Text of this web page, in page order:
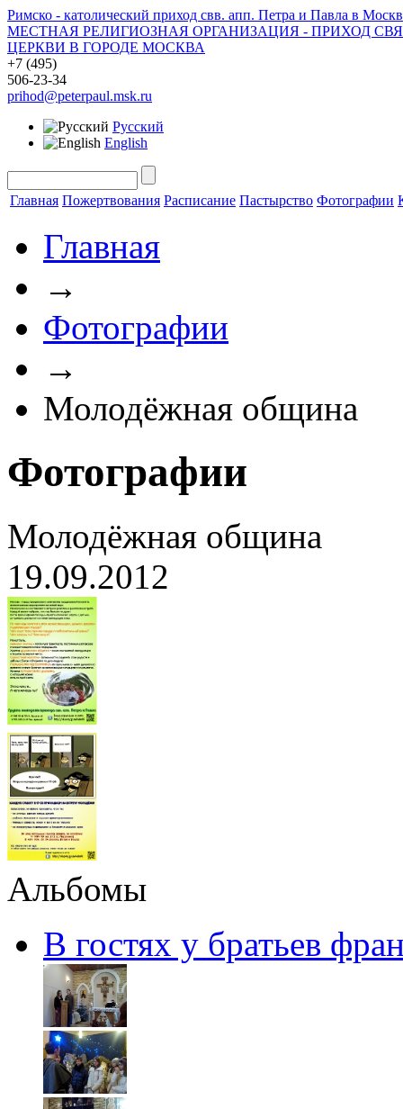
Римско - католический приход свв. апп. Петра и Павла в
МЕСТНАЯ РЕЛИГИОЗНАЯ ОРГАНИЗАЦИЯ - ПРИХОД
ЦЕРКВИ В ГОРОДЕ МОСКВА
+7 (495)
506-23-34
prihod@peterpaul.msk.ru
Русский
English
Главная Пожертвования Расписание Пастырство Фотографии
Главная
→
Фотографии
→
Молодёжная община
Фотографии
Молодёжная община
19.09.2012
Альбомы
В гостях у братьев